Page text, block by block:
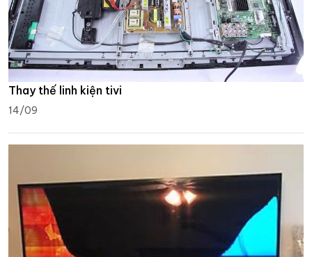
Thay thế linh kiện tivi
14/09